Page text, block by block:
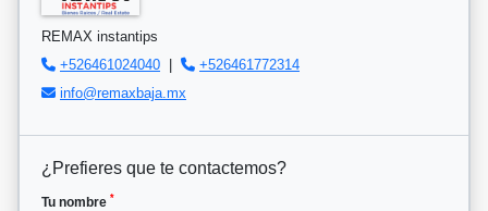
REMAX instantips
+526461024040 |
+526461772314
info@remaxbaja.mx
¿Prefieres que te contactemos?
Tu nombre *